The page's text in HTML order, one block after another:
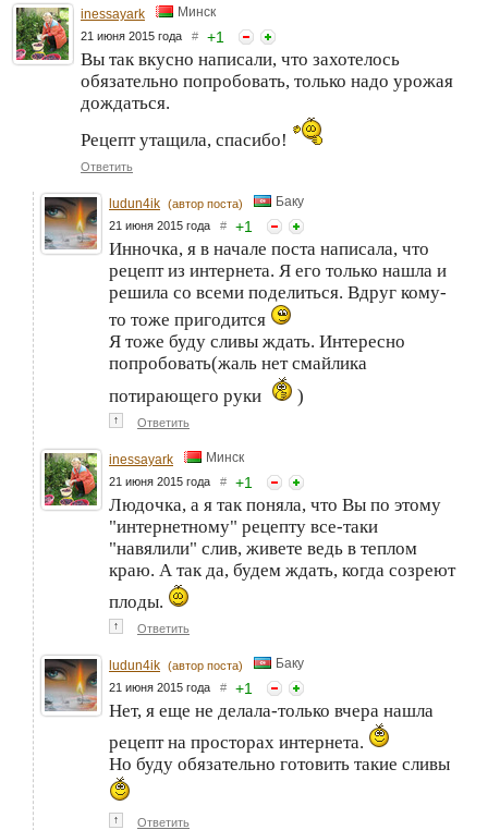
inessayark Минск
21 июня 2015 года # +1
Вы так вкусно написали, что захотелось
обязательно попробовать, только надо урожая
дождаться.
Рецепт утащила, спасибо!
Ответить
ludun4ik (автор поста) Баку
21 июня 2015 года # +1
Инночка, я в начале поста написала, что
рецепт из интернета. Я его только нашла и
решила со всеми поделиться. Вдруг кому-
то тоже пригодится
Я тоже буду сливы ждать. Интересно
попробовать(жаль нет смайлика
потирающего руки
)
↑ Ответить
inessayark Минск
21 июня 2015 года # +1
Людочка, а я так поняла, что Вы по этому
"интернетному" рецепту все-таки
"навялили" слив, живете ведь в теплом
краю. А так да, будем ждать, когда созреют
плоды.
↑ Ответить
ludun4ik (автор поста) Баку
21 июня 2015 года # +1
Нет, я еще не делала-только вчера нашла
рецепт на просторах интернета.
Но буду обязательно готовить такие сливы
↑ Ответить